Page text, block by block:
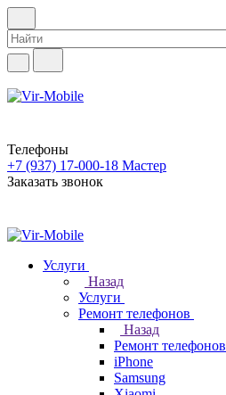
Телефоны
+7 (937) 17-000-18 Мастер
Заказать звонок
Услуги
Назад
Услуги
Ремонт телефонов
Назад
Ремонт телефонов
iPhone
Samsung